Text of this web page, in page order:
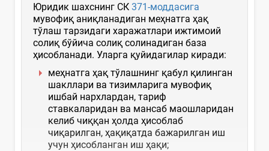
Юридик шахснинг СК 371-моддасига
мувофиқ аниқланадиган меҳнатга ҳақ
тўлаш тарзидаги харажатлари ижтимоий
солиқ бўйича солиқ солинадиган база
ҳисобланади. Уларга қуйидагилар киради:
меҳнатга ҳақ тўлашнинг қабул қилинган
шакллари ва тизимларига мувофиқ
ишбай нархлардан, тариф
ставкаларидан ва мансаб маошларидан
келиб чиққан ҳолда ҳисоблаб
чиқарилган, ҳақиқатда бажарилган иш
учун ҳисобланган иш ҳақи;